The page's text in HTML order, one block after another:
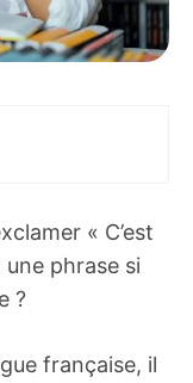
« C’est
phrase si
?
française, il